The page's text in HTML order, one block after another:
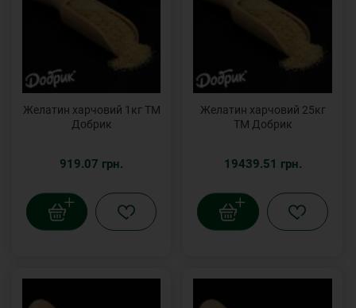
Желатин харчовий 1кг ТМ
Добрик
919.07 грн.
Желатин харчовий 25кг
ТМ Добрик
19439.51 грн.